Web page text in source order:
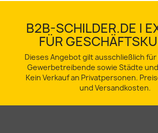
B2B-SCHILDER.DE |
FÜR
Dieses Angebot gilt ausschließlich
Gewerbetreibende sowie Städte
Kein Verkauf an Privatpersonen.
und Versandkosten.